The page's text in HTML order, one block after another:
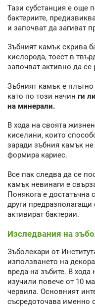
Тази субстанция е още
бактериите,
и започват да загиват
Зъбният камък скрива
кислорода, тоест в
започват активно да
Зъбният камък е
като по този начин ги
на минерали.
В хода на своята
киселини, които
заради зъбния камък
формира кариес.
Все пак следва да се
камък невинаги е
Понякога е достатъчна
други
активират бактерии.
Изследвания на
Зъболекари от
използването на
вреда на зъбите. В хода
изучили повече от 10
червила. Основният
съсредоточава именно